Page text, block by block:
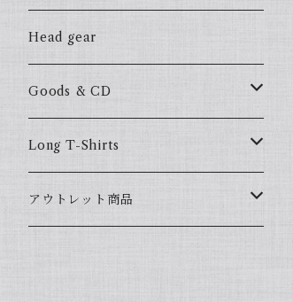
HOODSTAR
BIG HOMIE
ALL HOOD
HOODSTAR
BIG HOMIE
Head gear
Goods & CD
Mix CD
YamaGata Playerz
Long T-Shirts
ALLHOOD
アウトレット商品